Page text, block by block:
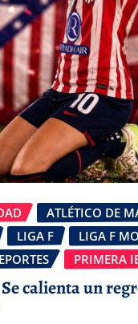
ATLÉTICO DE
LIGA F
LIGA F
PRIMERA
calienta un